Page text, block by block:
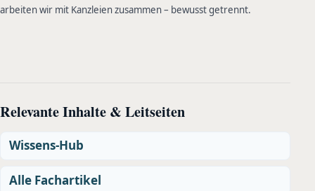
arbeiten wir mit Kanzleien zusammen – bewusst getrennt.
Relevante Inhalte & Leitseiten
Wissens-Hub
Alle Fachartikel